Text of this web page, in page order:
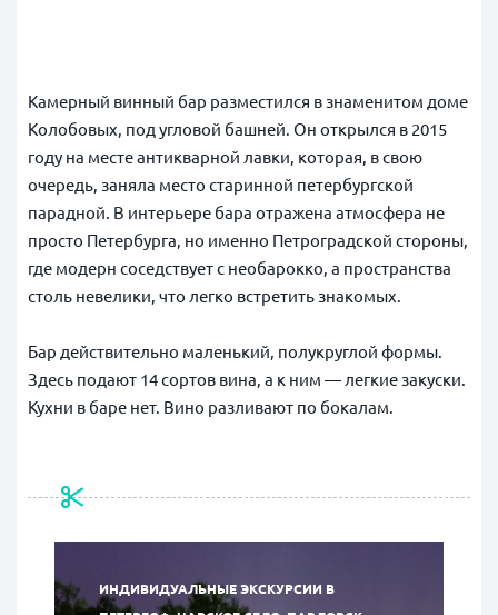
Камерный винный бар разместился в знаменитом доме
Колобовых, под угловой башней. Он открылся в 2015
году на месте антикварной лавки, которая, в свою
очередь, заняла место старинной петербургской
парадной. В интерьере бара отражена атмосфера не
просто Петербурга, но именно Петроградской стороны,
где модерн соседствует с необарокко, а пространства
столь невелики, что легко встретить знакомых.
Бар действительно маленький, полукруглой формы.
Здесь подают 14 сортов вина, а к ним — легкие закуски.
Кухни в баре нет. Вино разливают по бокалам.
ИНДИВИДУАЛЬНЫЕ ЭКСКУРСИИ В